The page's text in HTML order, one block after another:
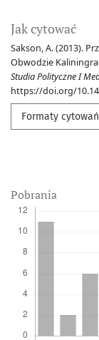
Jak cytować
Sakson, A. (2013).
Obwodzie
Studia Polityczne I
https://doi.org/
Formaty cytowań
Pobrania